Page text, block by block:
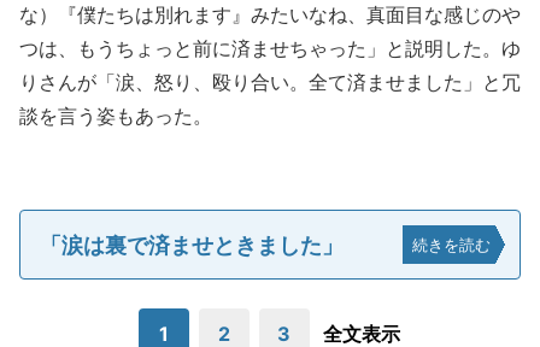
な）『僕たちは別れます』みたいなね、真面目な感じのや
つは、もうちょっと前に済ませちゃった」と説明した。ゆ
りさんが「涙、怒り、殴り合い。全て済ませました」と冗
談を言う姿もあった。
「涙は裏で済ませときました」 続きを読む
1 2 3 全文表示